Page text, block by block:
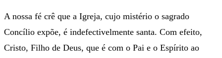
A nossa fé crê que a Igreja, cujo mistério o sagrado
Concílio expõe, é indefectivelmente santa. Com efeito,
Cristo, Filho de Deus, que é com o Pai e o Espírito ao